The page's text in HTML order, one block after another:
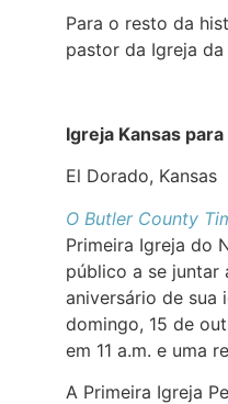
Para o resto da
pastor da Igreja
Igreja Kansas
El Dorado, Kansas
O Butler County
Primeira Igreja do
público a se juntar
aniversário de sua
domingo, 15 de
em 11 a.m. e uma
A Primeira Igreja